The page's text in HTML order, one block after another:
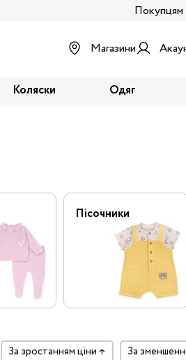
Покупцям
Магазини
Коляски Одяг
Пісочники
за зростанням ціни ↑ за